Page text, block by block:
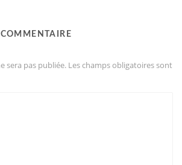
sera pas publiée. Les champs obligatoires sont